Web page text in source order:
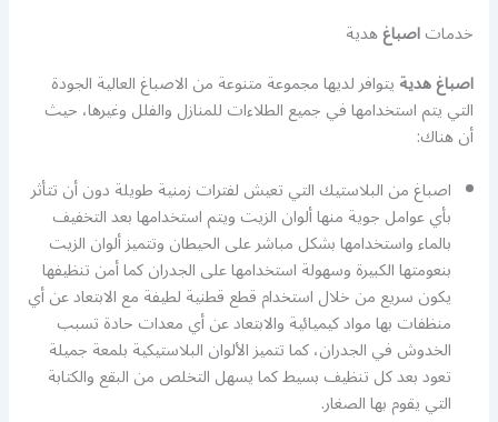
خدماتاصباغهدية
اصباغ هديةيتوافر لديها مجموعة متنوعة من الاصباغ العالية الجودة
التي يتم استخدامها في جميع الطلاءات للمنازل والفلل وغيرها، حيث
أن هناك:
اصباغ من البلاستيك التي تعيش لفترات زمنية طويلة دون أن تتأثر
بأي عوامل جوية منها ألوان الزيت ويتم استخدامها بعد التخفيف
بالماء واستخدامها بشكل مباشر على الحيطان وتتميز ألوان الزيت
بنعومتها الكبيرة وسهولة استخدامها على الجدران كما أمن تنظيفها
يكون سريع من خلال استخدام قطع قطنية لطيفة مع الابتعاد عن أي
منظفات بها مواد كيميائية والابتعاد عن أي معدات حادة تسبب
الخدوش في الجدران، كما تتميز الألوان البلاستيكية بلمعة جميلة
تعود بعد كل تنظيف بسيط كما يسهل التخلص من البقع والكتابة
التي يقوم بها الصغار.